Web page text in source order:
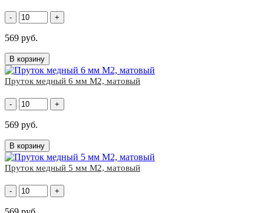
- +
569 руб.
В корзину
Пруток медный 6 мм М2, матовый
- +
569 руб.
В корзину
Пруток медный 5 мм М2, матовый
- +